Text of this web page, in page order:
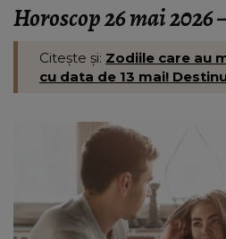
Horoscop 26 mai 2026
Citește și: Zodiile care au
cu data de 13 mai!